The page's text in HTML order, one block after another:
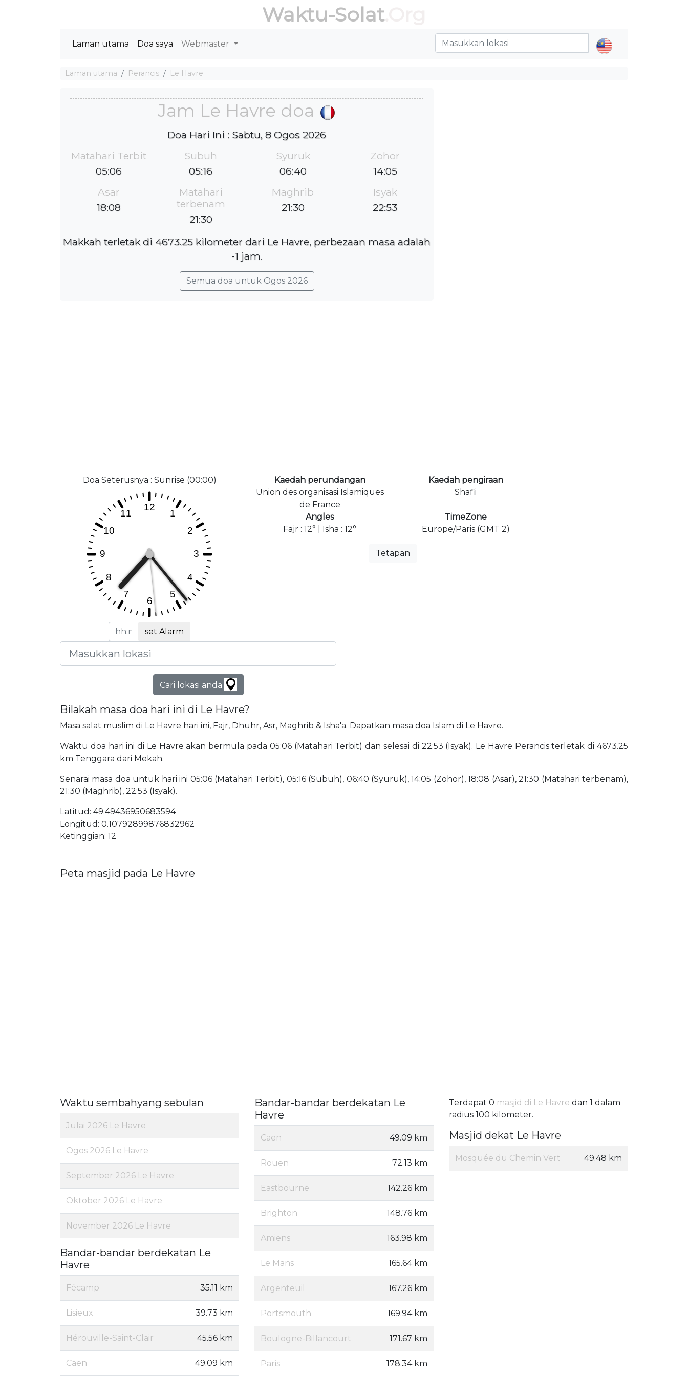
Waktu-Solat.Org
Laman utama Doa saya Webmaster
Laman utama Perancis Le Havre
Jam Le Havre doa
Doa Hari Ini : Sabtu, 8 Ogos 2026
Matahari Terbit
05:06
Subuh
05:16
Syuruk
06:40
Zohor
14:05
Asar
18:08
Matahari
terbenam
21:30
Maghrib
21:30
Isyak
22:53
Makkah terletak di 4673.25 kilometer dari Le Havre, perbezaan masa adalah
-1 jam.
Semua doa untuk Ogos 2026
Doa Seterusnya : Sunrise (00:00)
set Alarm
Kaedah perundangan
Union des organisasi Islamiques
de France
Kaedah pengiraan
Shafii
Angles
Fajr : 12° | Isha : 12°
TimeZone
Europe/Paris (GMT 2)
Tetapan
Cari lokasi anda
Bilakah masa doa hari ini di Le Havre?
Masa salat muslim di Le Havre hari ini, Fajr, Dhuhr, Asr, Maghrib & Isha'a. Dapatkan masa doa Islam di Le Havre.
Waktu doa hari ini di Le Havre akan bermula pada 05:06 (Matahari Terbit) dan selesai di 22:53 (Isyak). Le Havre Perancis terletak di 4673.25
km Tenggara dari Mekah.
Senarai masa doa untuk hari ini 05:06 (Matahari Terbit), 05:16 (Subuh), 06:40 (Syuruk), 14:05 (Zohor), 18:08 (Asar), 21:30 (Matahari terbenam),
21:30 (Maghrib), 22:53 (Isyak).
Latitud: 49.49436950683594
Longitud: 0.10792899876832962
Ketinggian: 12
Peta masjid pada Le Havre
Waktu sembahyang sebulan
Julai 2026 Le Havre
Ogos 2026 Le Havre
September 2026 Le Havre
Oktober 2026 Le Havre
November 2026 Le Havre
Bandar-bandar berdekatan Le
Havre
Fécamp 35.11 km
Lisieux 39.73 km
Hérouville-Saint-Clair 45.56 km
Caen 49.09 km
Bandar-bandar berdekatan Le
Havre
Caen 49.09 km
Rouen 72.13 km
Eastbourne 142.26 km
Brighton 148.76 km
Amiens 163.98 km
Le Mans 165.64 km
Argenteuil 167.26 km
Portsmouth 169.94 km
Boulogne-Billancourt 171.67 km
Paris 178.34 km
Terdapat 0 masjid di Le Havre dan 1 dalam
radius 100 kilometer.
Masjid dekat Le Havre
Mosquée du Chemin Vert 49.48 km